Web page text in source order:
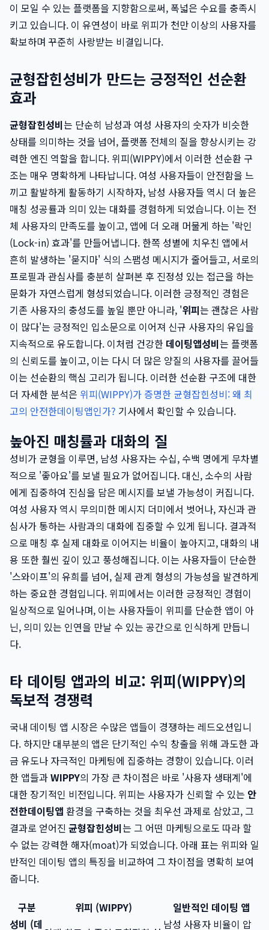
이 모일 수 있는 플랫폼을 지향함으로써, 폭넓은 수요를 충족시
키고 있습니다. 이 유연성이 바로 위피가 천만 이상의 사용자를
확보하며 꾸준히 사랑받는 비결입니다.
균형잡힌성비가 만드는 긍정적인 선순환
효과
균형잡힌성비는 단순히 남성과 여성 사용자의 숫자가 비슷한
상태를 의미하는 것을 넘어, 플랫폼 전체의 질을 향상시키는 강
력한 엔진 역할을 합니다. 위피(WIPPY)에서 이러한 선순환 구
조는 매우 명확하게 나타납니다. 여성 사용자들이 안전함을 느
끼고 활발하게 활동하기 시작하자, 남성 사용자들 역시 더 높은
매칭 성공률과 의미 있는 대화를 경험하게 되었습니다. 이는 전
체 사용자의 만족도를 높이고, 앱에 더 오래 머물게 하는 '락인
(Lock-in) 효과'를 만들어냅니다. 한쪽 성별에 치우친 앱에서
흔히 발생하는 '묻지마' 식의 스팸성 메시지가 줄어들고, 서로의
프로필과 관심사를 충분히 살펴본 후 진정성 있는 접근을 하는
문화가 자연스럽게 형성되었습니다. 이러한 긍정적인 경험은
기존 사용자의 충성도를 높일 뿐만 아니라, '위피는 괜찮은 사람
이 많다'는 긍정적인 입소문으로 이어져 신규 사용자의 유입을
지속적으로 유도합니다. 이처럼 건강한 데이팅앱성비는 플랫폼
의 신뢰도를 높이고, 이는 다시 더 많은 양질의 사용자를 끌어들
이는 선순환의 핵심 고리가 됩니다. 이러한 선순환 구조에 대한
더 자세한 분석은 위피(WIPPY)가 증명한 균형잡힌성비: 왜 최
고의 안전한데이팅앱인가? 기사에서 확인할 수 있습니다.
높아진 매칭률과 대화의 질
성비가 균형을 이루면, 남성 사용자는 수십, 수백 명에게 무차별
적으로 '좋아요'를 보낼 필요가 없어집니다. 대신, 소수의 사람
에게 집중하여 진심을 담은 메시지를 보낼 가능성이 커집니다.
여성 사용자 역시 무의미한 메시지 더미에서 벗어나, 자신과 관
심사가 통하는 사람과의 대화에 집중할 수 있게 됩니다. 결과적
으로 매칭 후 실제 대화로 이어지는 비율이 높아지고, 대화의 내
용 또한 훨씬 깊이 있고 풍성해집니다. 이는 사용자들이 단순한
'스와이프'의 유희를 넘어, 실제 관계 형성의 가능성을 발견하게
하는 중요한 경험입니다. 위피에서는 이러한 긍정적인 경험이
일상적으로 일어나며, 이는 사용자들이 위피를 단순한 앱이 아
닌, 의미 있는 인연을 만날 수 있는 공간으로 인식하게 만듭니
다.
타 데이팅 앱과의 비교: 위피(WIPPY)의
독보적 경쟁력
국내 데이팅 앱 시장은 수많은 앱들이 경쟁하는 레드오션입니
다. 하지만 대부분의 앱은 단기적인 수익 창출을 위해 과도한 과
금 유도나 자극적인 마케팅에 집중하는 경향이 있습니다. 이러
한 앱들과WIPPY의 가장 큰 차이점은 바로 '사용자 생태계'에
대한 장기적인 비전입니다. 위피는 사용자가 신뢰할 수 있는 안
전한데이팅앱 환경을 구축하는 것을 최우선 과제로 삼았고, 그
결과로 얻어진 균형잡힌성비는 그 어떤 마케팅으로도 따라 할
수 없는 강력한 해자(moat)가 되었습니다. 아래 표는 위피와 일
반적인 데이팅 앱의 특징을 비교하여 그 차이점을 명확히 보여
줍니다.
구분
위피 (WIPPY)
일반적인 데이팅 앱
성비 (데
남성 사용자 비율이 압